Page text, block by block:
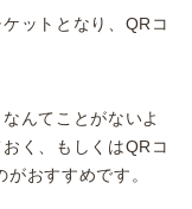
ットとなり、QRコ
んてことがないよ
く、もしくはQRコ
おすすめです。